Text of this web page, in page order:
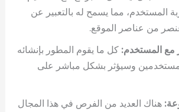
المستخدم، مما يسمح له بالتعبير عن
من عناصر الموقع.
مع المستخدم: كل ما يقوم المطور بإنشائه
وسيؤثر بشكل مباشر على
هناك العديد من الفرص في هذا المجال